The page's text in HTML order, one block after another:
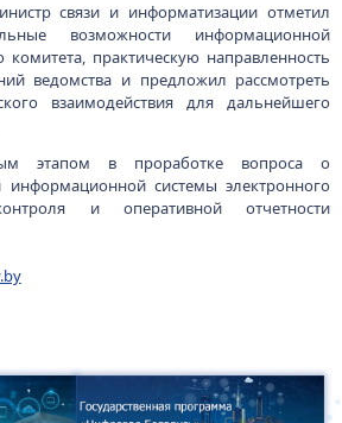
связи и информатизации отметил
возможности информационной
комитета, практическую направленность
ведомства и предложил рассмотреть
взаимодействия для дальнейшего
этапом в проработке вопроса о
системы электронного
и оперативной отчетности